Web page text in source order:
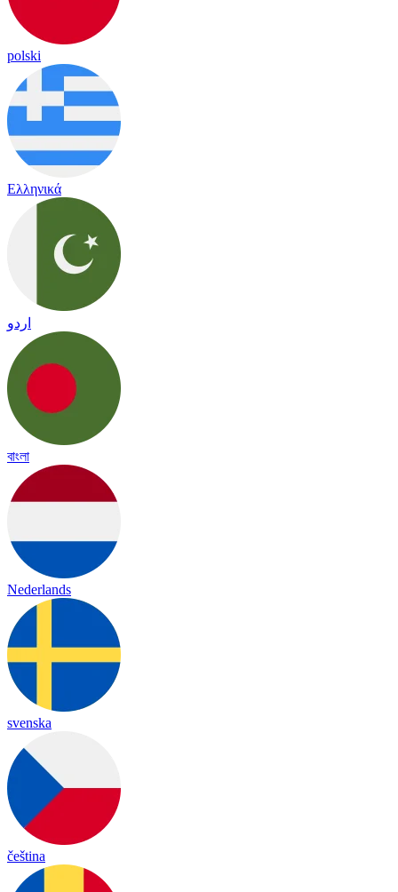
polski
Ελληνικά
اردو
বাংলা
Nederlands
svenska
čeština